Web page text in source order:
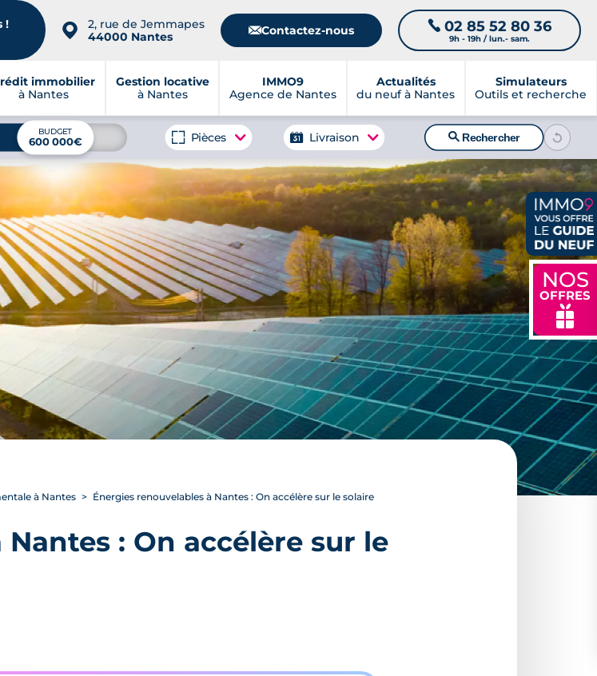
!
📍
2, rue de Jemmapes
44000 Nantes
📧Contactez-nous 📞 02 85 52 80 36
9h - 19h / lun.- sam.
immobilier
à Nantes
Gestion locative
à Nantes
IMMO9
Agence de Nantes
Actualités
du neuf à Nantes
Simulateurs
Outils et recherche
NOS
OFFRES
🎁
BUDGET
600 000€ Pièces Livraison 🔍Rechercher
à Nantes Énergies renouvelables à Nantes : On accélère sur le solaire
: On accélère sur le